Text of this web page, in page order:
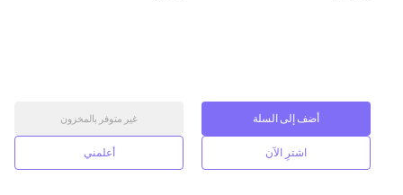
أضف إلى السلة
اشترِ الآن
غير متوفر بالمخزون
أعلمني